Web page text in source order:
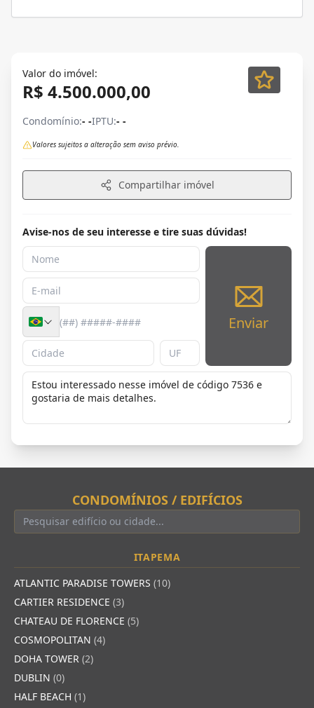
Valor do imóvel:
R$ 4.500.000,00
Condomínio:- -IPTU:- -
Valores sujeitos a alteração sem aviso prévio.
Compartilhar imóvel
Avise-nos de seu interesse e tire suas dúvidas!
Enviar
CONDOMÍNIOS / EDIFÍCIOS
ITAPEMA
ATLANTIC PARADISE TOWERS (10)
CARTIER RESIDENCE (3)
CHATEAU DE FLORENCE (5)
COSMOPOLITAN (4)
DOHA TOWER (2)
DUBLIN (0)
HALF BEACH (1)